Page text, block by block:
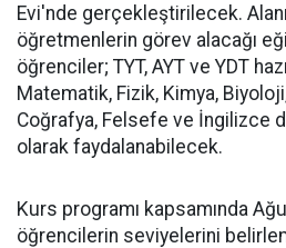
Evi'nde gerçekleştirilecek.
öğretmenlerin görev alacağı
öğrenciler; TYT, AYT ve YDT
Matematik, Fizik, Kimya,
Coğrafya, Felsefe ve İngilizce
olarak faydalanabilecek.
Kurs programı kapsamında
öğrencilerin seviyelerini